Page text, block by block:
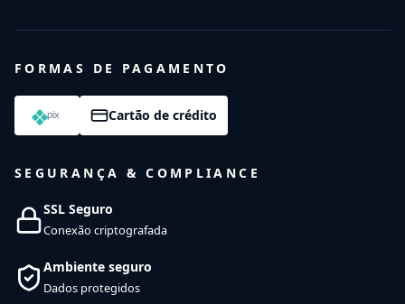
FORMAS DE PAGAMENTO
Cartão de crédito
SEGURANÇA & COMPLIANCE
SSL Seguro
Conexão criptografada
Ambiente seguro
Dados protegidos